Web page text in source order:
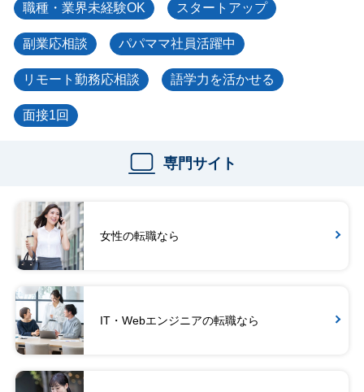
職種・業界未経験OK スタートアップ
副業応相談 パパママ社員活躍中
リモート勤務応相談 語学力を活かせる
面接1回
専門サイト
女性の転職なら
IT・Webエンジニアの転職なら